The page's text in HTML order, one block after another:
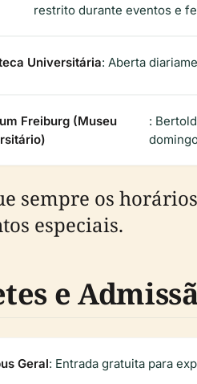
restrito durante eventos e
Universitária: Aberta
Freiburg (Museu
:
sempre os
especiais.
e
Geral: Entrada gratuita para